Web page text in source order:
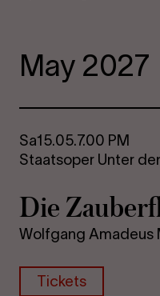
May 2027
Sa15.05.7.00 PM
Staatsoper Unter
Die
Wolfgang Amadeus
Tickets